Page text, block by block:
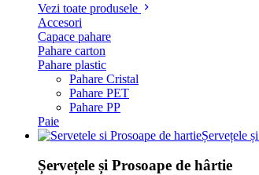
Vezi toate produsele
Accesori
Capace pahare
Pahare carton
Pahare plastic
Pahare Cristal
Pahare PET
Pahare PP
Paie
Șervețele
Șervețele și Prosoape de hârtie